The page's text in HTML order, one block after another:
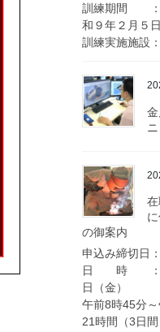
訓練期間 ：
和９年２月５日
訓練実施施設
の御案内
申込み締切日
日 時 ：令
日（金）
午前8時45分
21時間（3日間